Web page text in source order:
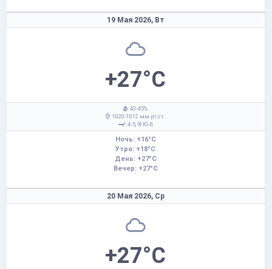
19 Мая 2026, Вт
+27°C
: 43-45%
: 1020-1012 мм рт.ст.
: 4-5,
Ю-В
Ночь: +16°C
Утро: +18°C
День: +27°C
Вечер: +27°C
20 Мая 2026, Ср
+27°C